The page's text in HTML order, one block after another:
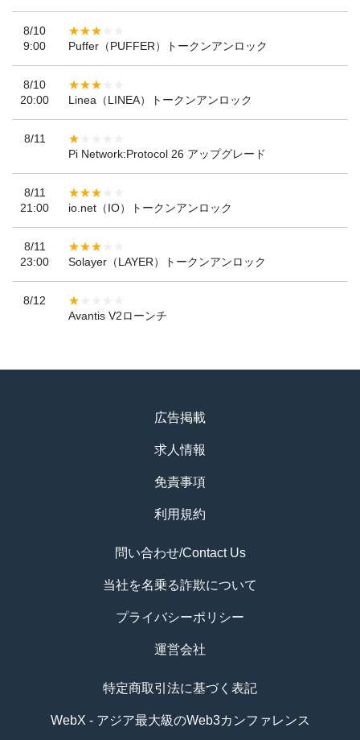
8/10
9:00
Puffer（PUFFER）トークンアンロック
8/10
20:00
Linea（LINEA）トークンアンロック
8/11
Pi Network:Protocol 26 アップグレード
8/11
21:00
io.net（IO）トークンアンロック
8/11
23:00
Solayer（LAYER）トークンアンロック
8/12
Avantis V2ローンチ
広告掲載
求人情報
免責事項
利用規約
問い合わせ/Contact Us
当社を名乗る詐欺について
プライバシーポリシー
運営会社
特定商取引法に基づく表記
WebX - アジア最大級のWeb3カンファレンス